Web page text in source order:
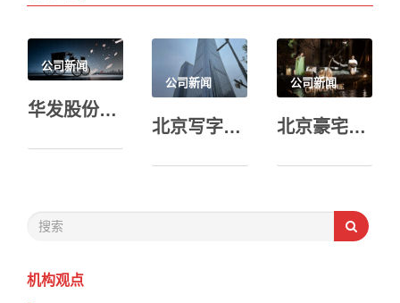
公司新闻
华发股份：巨亏不止 三驾马车“失速”
公司新闻
北京写字楼K型分化加剧，天量供应进入倒计时，空置率将突破前高
公司新闻
北京豪宅再立新标 璞樾发布“至璞而樾”生活方式
机构观点